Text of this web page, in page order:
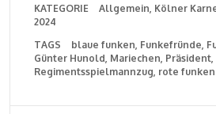
KATEGORIE Allgemein Kölner
2024
TAGS
blaue funken Funkefründe
Günter Hunold Mariechen Präsident
Regimentsspielmannzug rote funken